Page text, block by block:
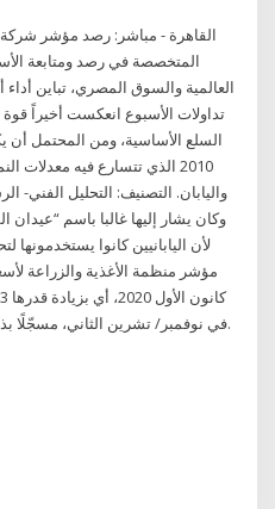
القاهرة - مباشر: رصد مؤشر شركة
المتخصصة في رصد ومتابعة
العالمية والسوق المصري، تباين
تداولات الأسبوع انعكست أخيراً قوة
السلع الأساسية، ومن المحتمل أن
2010 الذي تتسارع فيه معدلات
واليابان. التصنيف: التحليل الفني-
لأن اليابانيين كانوا
في نوفمبر/ تشرين الثاني، مسجّلًا بذلك زيادةً للشهر السابع على التوالي.